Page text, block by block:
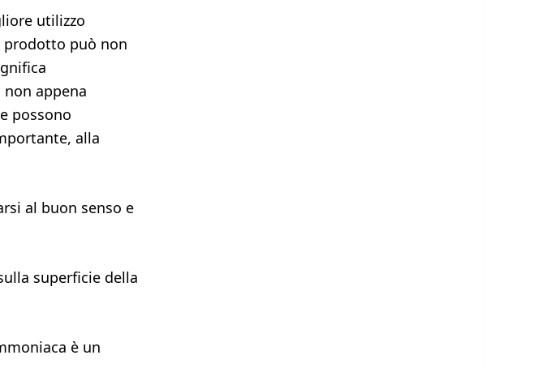
utilizzo
prodotto può non
appena
possono
alla
al buon senso e
superficie della
è un